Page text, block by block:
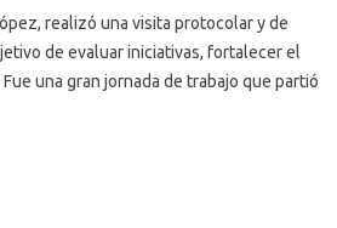
realizó una visita protocolar y de
de evaluar iniciativas, fortalecer el
una gran jornada de trabajo que partió